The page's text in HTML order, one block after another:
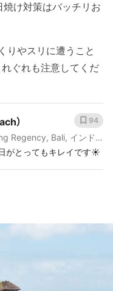
焼け対策はバッチリお
りやスリに遭うこと
ぐれも注意してくだ
）
Regency, Bali, インド
がとってもキレイです☀️
94